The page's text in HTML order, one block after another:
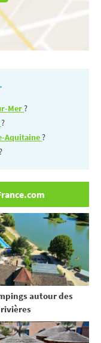
Mer?
?
Aquitaine?
autour des